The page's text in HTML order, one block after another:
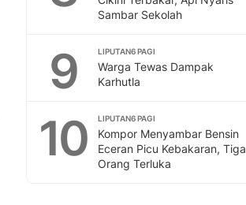
Sambar Sekolah
9 LIPUTAN6 PAGI
Warga Tewas Dampak
Karhutla
10 LIPUTAN6 PAGI
Kompor Menyambar Bensin
Eceran Picu Kebakaran, Tiga
Orang Terluka